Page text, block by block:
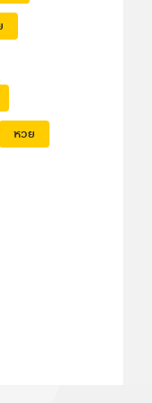
หวย